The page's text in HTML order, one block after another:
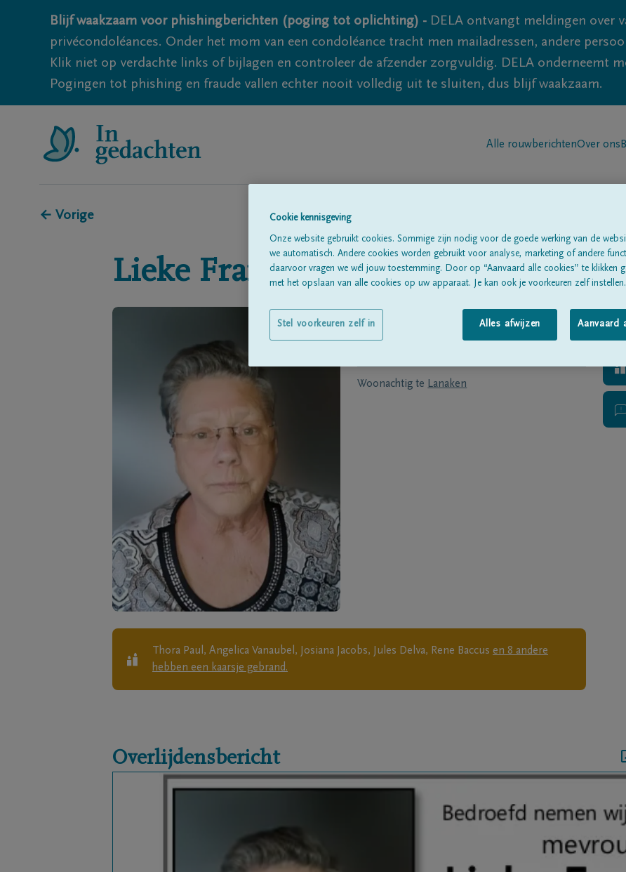
Blijf waakzaam voor phishingberichten (poging tot oplichting) - DELA ontvangt meldingen over
privécondoléances. Onder het mom van een condoléance tracht men mailadressen, andere
Klik niet op verdachte links of bijlagen en controleer de afzender zorgvuldig. DELA onderneemt
Pogingen tot phishing en fraude vallen echter nooit volledig uit te sluiten, dus blijf waakzaam.
Alle rouwberichtenOver ons
← Vorige
Lieke Franssen
Woonachtig te Lanaken
Thora Paul, Angelica Vanaubel, Josiana Jacobs, Jules Delva, Rene Baccus en 8 andere
hebben een kaarsje gebrand.
Overlijdensbericht
Cookie kennisgeving
Onze website gebruikt cookies. Sommige zijn nodig voor de goede werking van de
we automatisch. Andere cookies worden gebruikt voor analyse, marketing of andere
daarvoor vragen we wél jouw toestemming. Door op “Aanvaard alle cookies” te klikken
met het opslaan van alle cookies op uw apparaat. Je kan ook je voorkeuren zelf instellen.
Alles afwijzen Aanvaard
Stel voorkeuren zelf in